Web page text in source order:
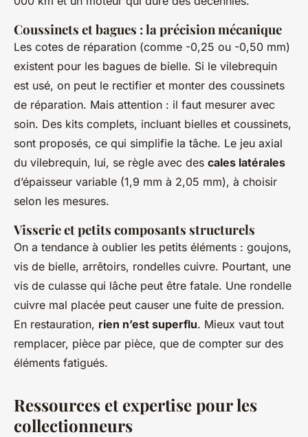
Coussinets et bagues : la précision mécanique
Les cotes de réparation (comme -0,25 ou -0,50 mm)
existent pour les bagues de bielle. Si le vilebrequin
est usé, on peut le rectifier et monter des coussinets
de réparation. Mais attention : il faut mesurer avec
soin. Des kits complets, incluant bielles et coussinets,
sont proposés, ce qui simplifie la tâche. Le jeu axial
du vilebrequin, lui, se règle avec des cales latérales
d’épaisseur variable (1,9 mm à 2,05 mm), à choisir
selon les mesures.
Visserie et petits composants structurels
On a tendance à oublier les petits éléments : goujons,
vis de bielle, arrêtoirs, rondelles cuivre. Pourtant, une
vis de culasse qui lâche peut être fatale. Une rondelle
cuivre mal placée peut causer une fuite de pression.
En restauration, rien n’est superflu. Mieux vaut tout
remplacer, pièce par pièce, que de compter sur des
éléments fatigués.
Ressources et expertise pour les
collectionneurs